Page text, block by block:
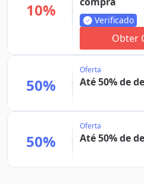
10%
Verificado
Obter
50%
Oferta
Até 50% de
50%
Oferta
Até 50% de